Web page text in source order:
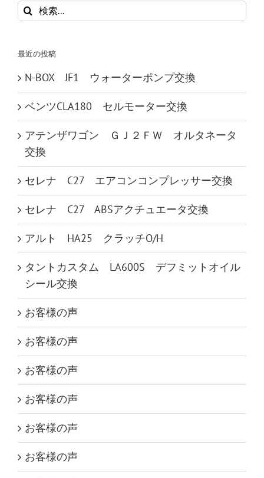
検
索
最近の投稿
N-BOX JF1 ウォーターポンプ交換
ベンツCLA180 セルモーター交換
アテンザワゴン ＧＪ２ＦＷ オルタネータ
交換
セレナ C27 エアコンコンプレッサー交換
セレナ C27 ABSアクチュエータ交換
アルト HA25 クラッチO/H
タントカスタム LA600S デフミットオイル
シール交換
お客様の声
お客様の声
お客様の声
お客様の声
お客様の声
お客様の声